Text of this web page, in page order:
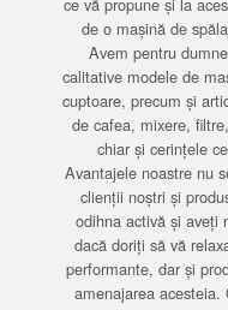
de o mașină de
Avem pentru
calitative modele de
cuptoare, precum și
de cafea, mixere,
chiar și cerințele
Avantajele noastre nu
clienții noștri și
odihna activă și aveți
dacă doriți să vă
performante, dar și
amenajarea